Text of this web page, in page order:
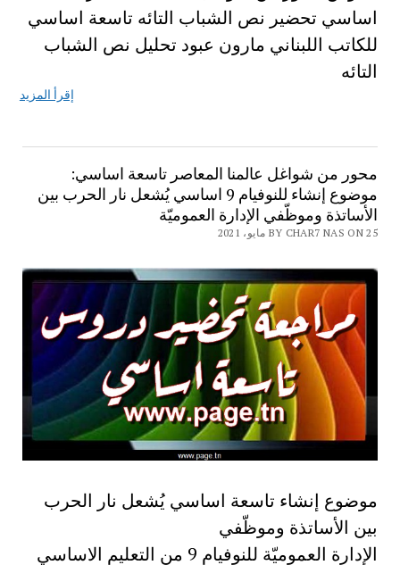
اساسي تحضير نص الشباب التائه تاسعة اساسي
للكاتب اللبناني مارون عبود تحليل نص الشباب
التائه
إقرأ المزيد
محور من شواغل عالمنا المعاصر تاسعة اساسي:
موضوع إنشاء للنوفيام 9 اساسي يُشعل نار الحرب بين
الأساتذة وموظّفي الإدارة العموميّة
BY CHAR7 NAS ON 25 مايو، 2021
موضوع إنشاء تاسعة اساسي يُشعل نار الحرب
بين الأساتذة وموظّفي
الإدارة العموميّة للنوفيام 9 من التعليم الاساسي